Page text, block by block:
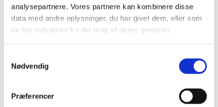
analysepartnere. Vores partnere kan kombinere disse
data med andre oplysninger, du har givet dem, eller som
de har indsamlet fra din brug af deres tjenester.
Nødvendig
Præferencer
2016 (167)
2015 (33)
2014 (44)
2012 (44)
oktober (2)